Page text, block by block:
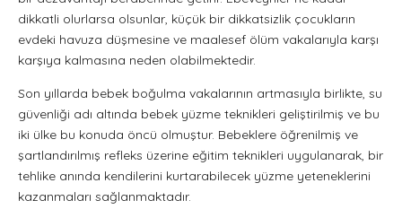
dikkatli olurlarsa olsunlar, küçük bir dikkatsizlik çocukların
evdeki havuza düşmesine ve maalesef ölüm vakalarıyla karşı
karşıya kalmasına neden olabilmektedir.
Son yıllarda bebek boğulma vakalarının artmasıyla birlikte, su
güvenliği adı altında bebek yüzme teknikleri geliştirilmiş ve bu
iki ülke bu konuda öncü olmuştur. Bebeklere öğrenilmiş ve
şartlandırılmış refleks üzerine eğitim teknikleri uygulanarak, bir
tehlike anında kendilerini kurtarabilecek yüzme yeteneklerini
kazanmaları sağlanmaktadır.